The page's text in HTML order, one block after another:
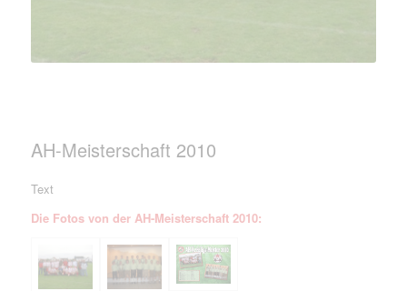
AH-Meisterschaft 2010
Text
Die Fotos von der AH-Meisterschaft 2010: